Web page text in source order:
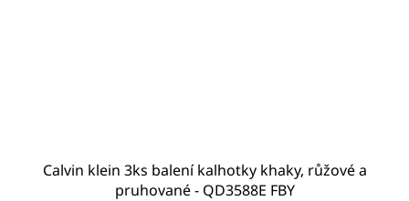
Calvin klein 3ks balení kalhotky khaky, růžové a
pruhované - QD3588E FBY